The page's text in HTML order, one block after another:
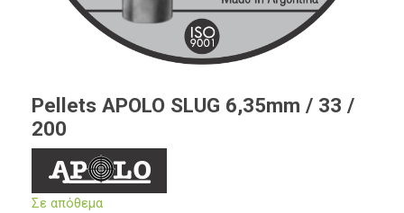
Pellets APOLO SLUG 6,35mm / 33 /
200
Σε απόθεμα